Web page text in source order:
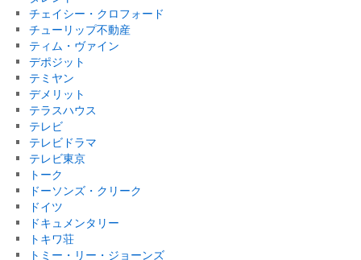
チェイシー・クロフォード
チューリップ不動産
ティム・ヴァイン
デポジット
テミヤン
デメリット
テラスハウス
テレビ
テレビドラマ
テレビ東京
トーク
ドーソンズ・クリーク
ドイツ
ドキュメンタリー
トキワ荘
トミー・リー・ジョーンズ